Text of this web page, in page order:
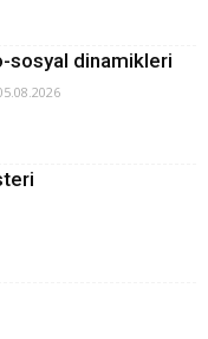
sosyal dinamikleri